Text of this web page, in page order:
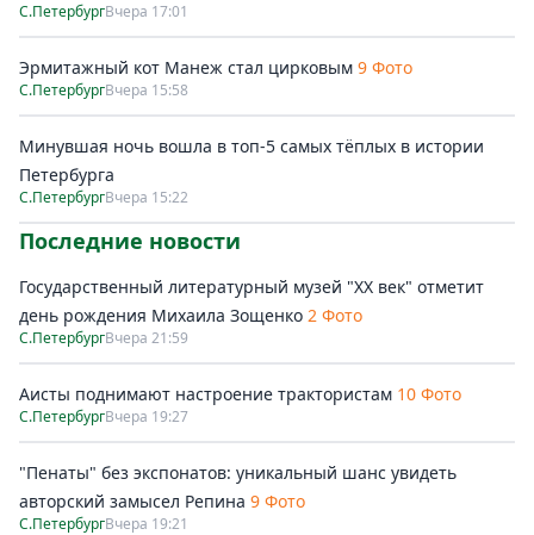
С.ПетербургВчера 17:01
Эрмитажный кот Манеж стал цирковым 9 Фото
С.ПетербургВчера 15:58
Минувшая ночь вошла в топ-5 самых тёплых в истории
Петербурга
С.ПетербургВчера 15:22
Последние новости
Государственный литературный музей "ХХ век" отметит
день рождения Михаила Зощенко 2 Фото
С.ПетербургВчера 21:59
Аисты поднимают настроение трактористам 10 Фото
С.ПетербургВчера 19:27
"Пенаты" без экспонатов: уникальный шанс увидеть
авторский замысел Репина 9 Фото
С.ПетербургВчера 19:21